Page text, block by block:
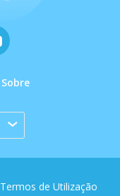
Sobre
Termos de Utilização